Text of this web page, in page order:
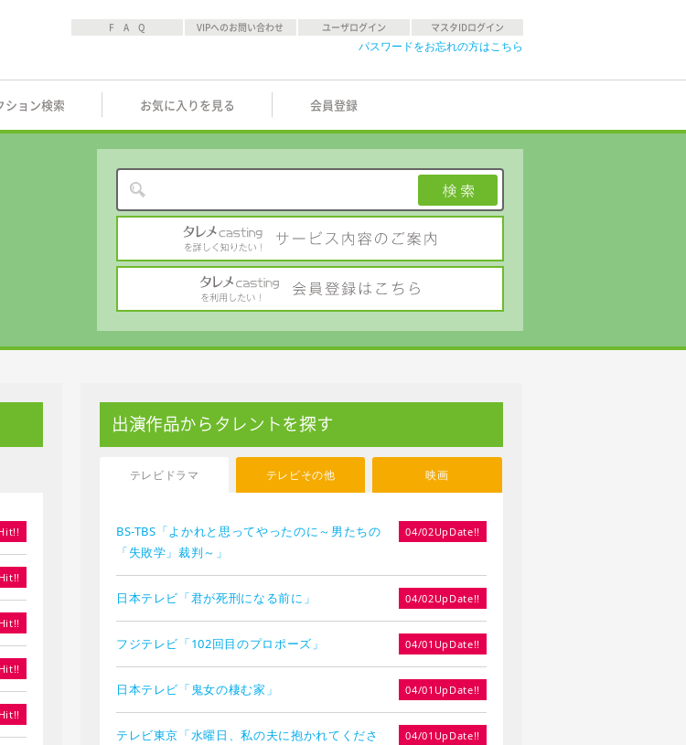
F A Q VIPへのお問い合わせ ユーザログイン マスタIDログイン
パスワードをお忘れの方はこちら
ション検索 お気に入りを見る 会員登録
出演作品からタレントを探す
テレビドラマ テレビその他 映画
BS-TBS「よかれと思ってやったのに～男たちの
「失敗学」裁判～」
04/02UpDate!!
日本テレビ「君が死刑になる前に」 04/02UpDate!!
フジテレビ「102回目のプロポーズ」 04/01UpDate!!
日本テレビ「鬼女の棲む家」 04/01UpDate!!
テレビ東京「水曜日、私の夫に抱かれてくださ
04/01UpDate!!